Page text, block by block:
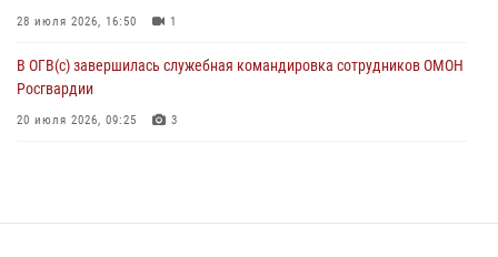
28 июля 2026, 16:50 1
В ОГВ(с) завершилась служебная командировка сотрудников ОМОН
Росгвардии
20 июля 2026, 09:25 3